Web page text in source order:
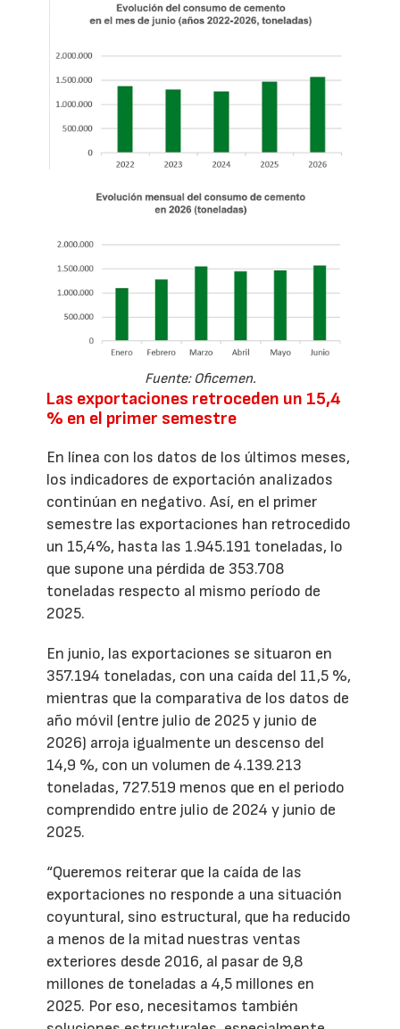
Fuente: Oficemen.
Las exportaciones retroceden un 15,4
% en el primer semestre
En línea con los datos de los últimos meses,
los indicadores de exportación analizados
continúan en negativo. Así, en el primer
semestre las exportaciones han retrocedido
un 15,4%, hasta las 1.945.191 toneladas, lo
que supone una pérdida de 353.708
toneladas respecto al mismo período de
2025.
En junio, las exportaciones se situaron en
357.194 toneladas, con una caída del 11,5 %,
mientras que la comparativa de los datos de
año móvil (entre julio de 2025 y junio de
2026) arroja igualmente un descenso del
14,9 %, con un volumen de 4.139.213
toneladas, 727.519 menos que en el periodo
comprendido entre julio de 2024 y junio de
2025.
“Queremos reiterar que la caída de las
exportaciones no responde a una situación
coyuntural, sino estructural, que ha reducido
a menos de la mitad nuestras ventas
exteriores desde 2016, al pasar de 9,8
millones de toneladas a 4,5 millones en
2025. Por eso, necesitamos también